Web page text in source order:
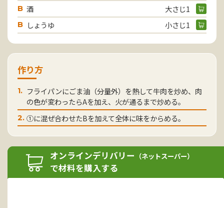
B 酒 大さじ1
B しょうゆ 小さじ1
作り方
1. フライパンにごま油（分量外）を熱して牛肉を炒め、肉
の色が変わったらAを加え、火が通るまで炒める。
2. ①に混ぜ合わせたBを加えて全体に味をからめる。
オンラインデリバリー （ネットスーパー）
で材料を購入する